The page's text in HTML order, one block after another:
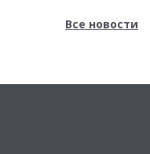
Все новости